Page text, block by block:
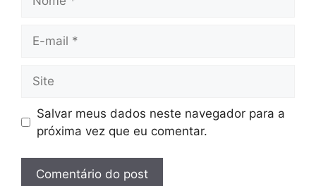
mail
Salvar meus dados neste navegador para a
próxima vez que eu comentar.